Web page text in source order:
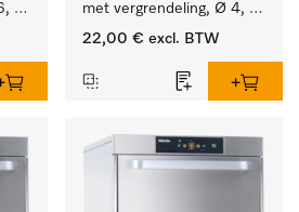
met vergrendeling, Ø 4,
lengte 110 mm.
22,00 € excl. BTW